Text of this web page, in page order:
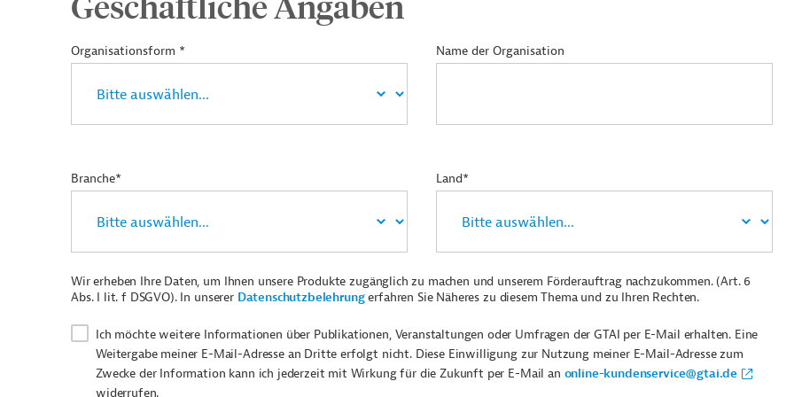
Organisationsform * Name der Organisation
Branche* Land*
Wir erheben Ihre Daten, um Ihnen unsere Produkte zugänglich zu machen und unserem Förderauftrag nachzukommen. (Art. 6
Abs. I lit. f DSGVO). In unserer Datenschutzbelehrungerfahren Sie Näheres zu diesem Thema und zu Ihren Rechten.
Ich möchte weitere Informationen über Publikationen, Veranstaltungen oder Umfragen der GTAI per E-Mail erhalten. Eine
Weitergabe meiner E-Mail-Adresse an Dritte erfolgt nicht. Diese Einwilligung zur Nutzung meiner E-Mail-Adresse zum
Zwecke der Information kann ich jederzeit mit Wirkung für die Zukunft per E-Mail an online-kundenservice@gtai.de
widerrufen.